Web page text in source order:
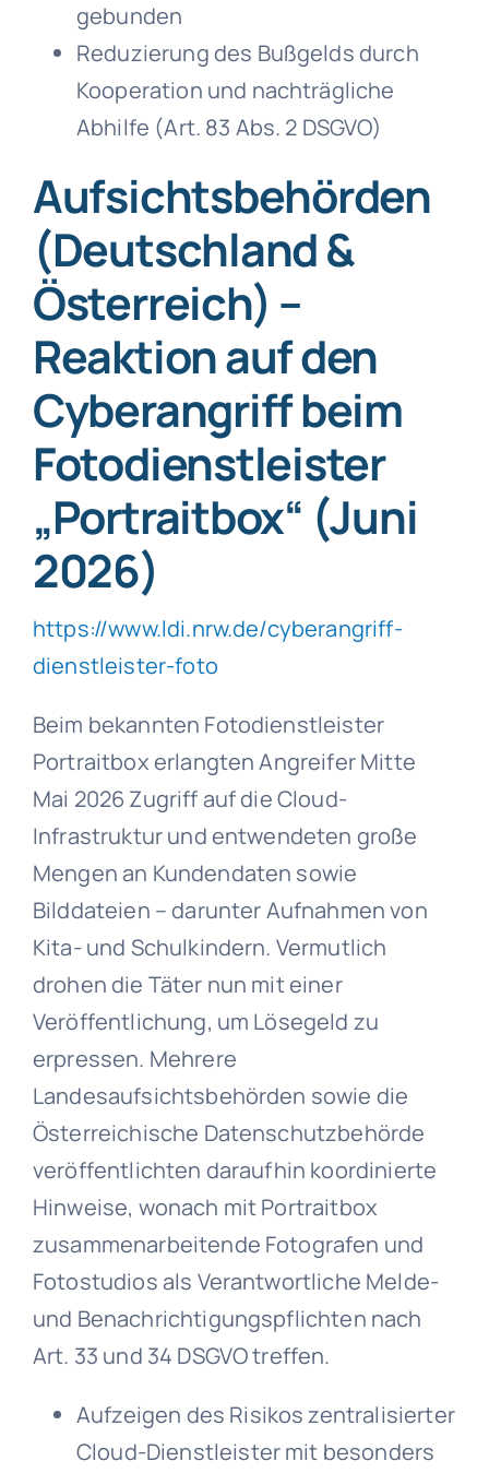
gebunden
Reduzierung des Bußgelds durch
Kooperation und nachträgliche
Abhilfe (Art. 83 Abs. 2 DSGVO)
Aufsichtsbehörden
(Deutschland &
Österreich) –
Reaktion auf den
Cyberangriff beim
Fotodienstleister
„Portraitbox“ (Juni
2026)
https://www.ldi.nrw.de/cyberangriff-
dienstleister-foto
Beim bekannten Fotodienstleister
Portraitbox erlangten Angreifer Mitte
Mai 2026 Zugriff auf die Cloud-
Infrastruktur und entwendeten große
Mengen an Kundendaten sowie
Bilddateien – darunter Aufnahmen von
Kita- und Schulkindern. Vermutlich
drohen die Täter nun mit einer
Veröffentlichung, um Lösegeld zu
erpressen. Mehrere
Landesaufsichtsbehörden sowie die
Österreichische Datenschutzbehörde
veröffentlichten daraufhin koordinierte
Hinweise, wonach mit Portraitbox
zusammenarbeitende Fotografen und
Fotostudios als Verantwortliche Melde-
und Benachrichtigungspflichten nach
Art. 33 und 34 DSGVO treffen.
Aufzeigen des Risikos zentralisierter
Cloud-Dienstleister mit besonders